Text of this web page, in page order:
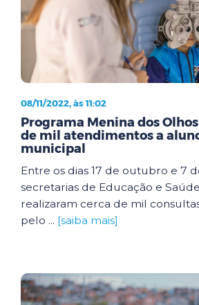
08/11/2022, às 11:02
Programa Menina dos
de mil atendimentos a
municipal
Entre os dias 17 de outubro e 7
secretarias de Educação e
realizaram cerca de mil
pelo ... [saiba mais]